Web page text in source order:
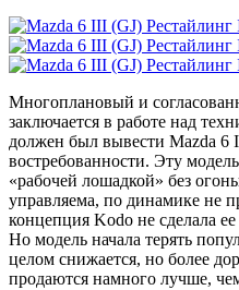
Многоплановый и
заключается в работе над
должен был вывести Mazda 6
востребованности. Эту
«рабочей лошадкой» без
управляема, по динамике не
концепция Kodo не сделала
Но модель начала терять
целом снижается, но более
продаются намного лучше,